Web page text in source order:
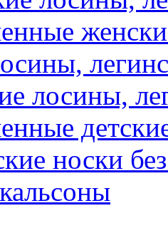
лосины,
носки